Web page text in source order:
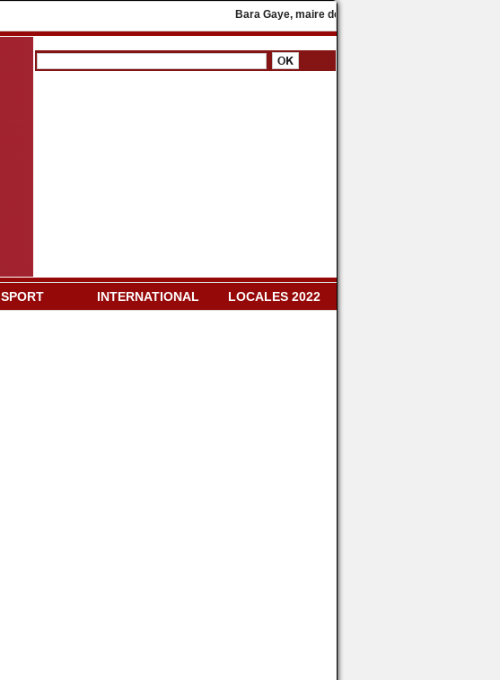
Bara Gaye, maire de Yeumbeul, rejoint le parti
SPORT INTERNATIONAL LOCALES 2022